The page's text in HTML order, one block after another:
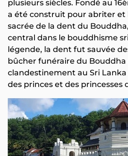
plusieurs siècles. Fondé au
a été construit pour abriter et
sacrée de la dent du
central dans le bouddhisme
légende, la dent fut sauvée
bûcher funéraire du
clandestinement au Sri
des princes et des princesses